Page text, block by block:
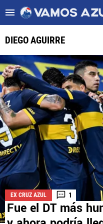
ULTIMAS NOTICIAS
LEAGUES CUP
LIGA MX
FEMENIL
FUERZAS BÁSICAS
MERCADO DE FICHAJES
OPINIÓN
DIEGO AGUIRRE
EX CRUZ AZUL 1
Fue el DT más